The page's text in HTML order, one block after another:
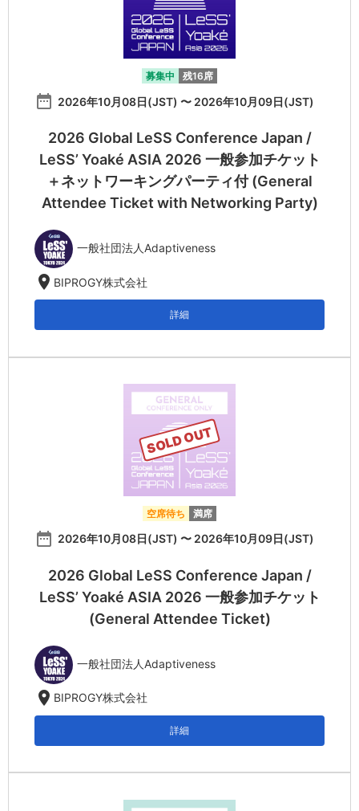
募集中 残16席
date_range 2026年10月08日(JST) 〜 2026年10月09日(JST)
2026 Global LeSS Conference Japan /
LeSS’ Yoaké ASIA 2026 一般参加チケット
＋ネットワーキングパーティ付 (General
Attendee Ticket with Networking Party)
一般社団法人Adaptiveness
location_on BIPROGY株式会社
詳細
SOLD OUT
空席待ち 満席
date_range 2026年10月08日(JST) 〜 2026年10月09日(JST)
2026 Global LeSS Conference Japan /
LeSS’ Yoaké ASIA 2026 一般参加チケット
(General Attendee Ticket)
一般社団法人Adaptiveness
location_on BIPROGY株式会社
詳細